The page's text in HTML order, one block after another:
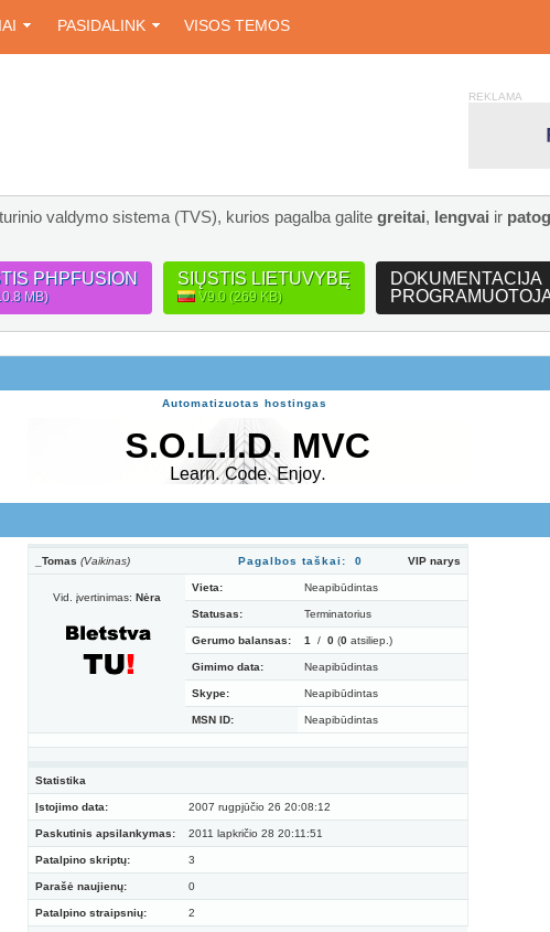
PASIDALINK VISOS TEMOS
REKLAMA
turinio valdymo sistema (TVS), kurios pagalba galite greitai, lengvai ir
PHPFUSION
MB)
SIŲSTIS LIETUVYBĘ
V9.0 (269 KB)
DOKUMENTACIJA
Automatizuotas hostingas
_Tomas (Vaikinas) Pagalbos taškai: 0 VIP narys
Vid. įvertinimas: Nėra
Vieta: Neapibūdintas
Statusas: Terminatorius
Gerumo balansas: 1 / 0 (0 atsiliep.)
Gimimo data: Neapibūdintas
Skype: Neapibūdintas
MSN ID: Neapibūdintas
Statistika
Įstojimo data: 2007 rugpjūčio 26 20:08:12
Paskutinis apsilankymas: 2011 lapkričio 28 20:11:51
Patalpino skriptų: 3
Parašė naujienų: 0
Patalpino straipsnių: 2